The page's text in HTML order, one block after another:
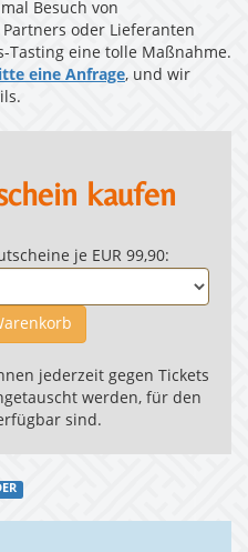
Besuch von
oder Lieferanten
Tasting eine tolle Maßnahme.
eine Anfrage, und wir
kaufen
je EUR 99,90:
jederzeit gegen Tickets
werden, für den
sind.